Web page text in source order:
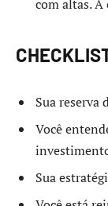
com altas. A
Sua reserva
Você
Sua